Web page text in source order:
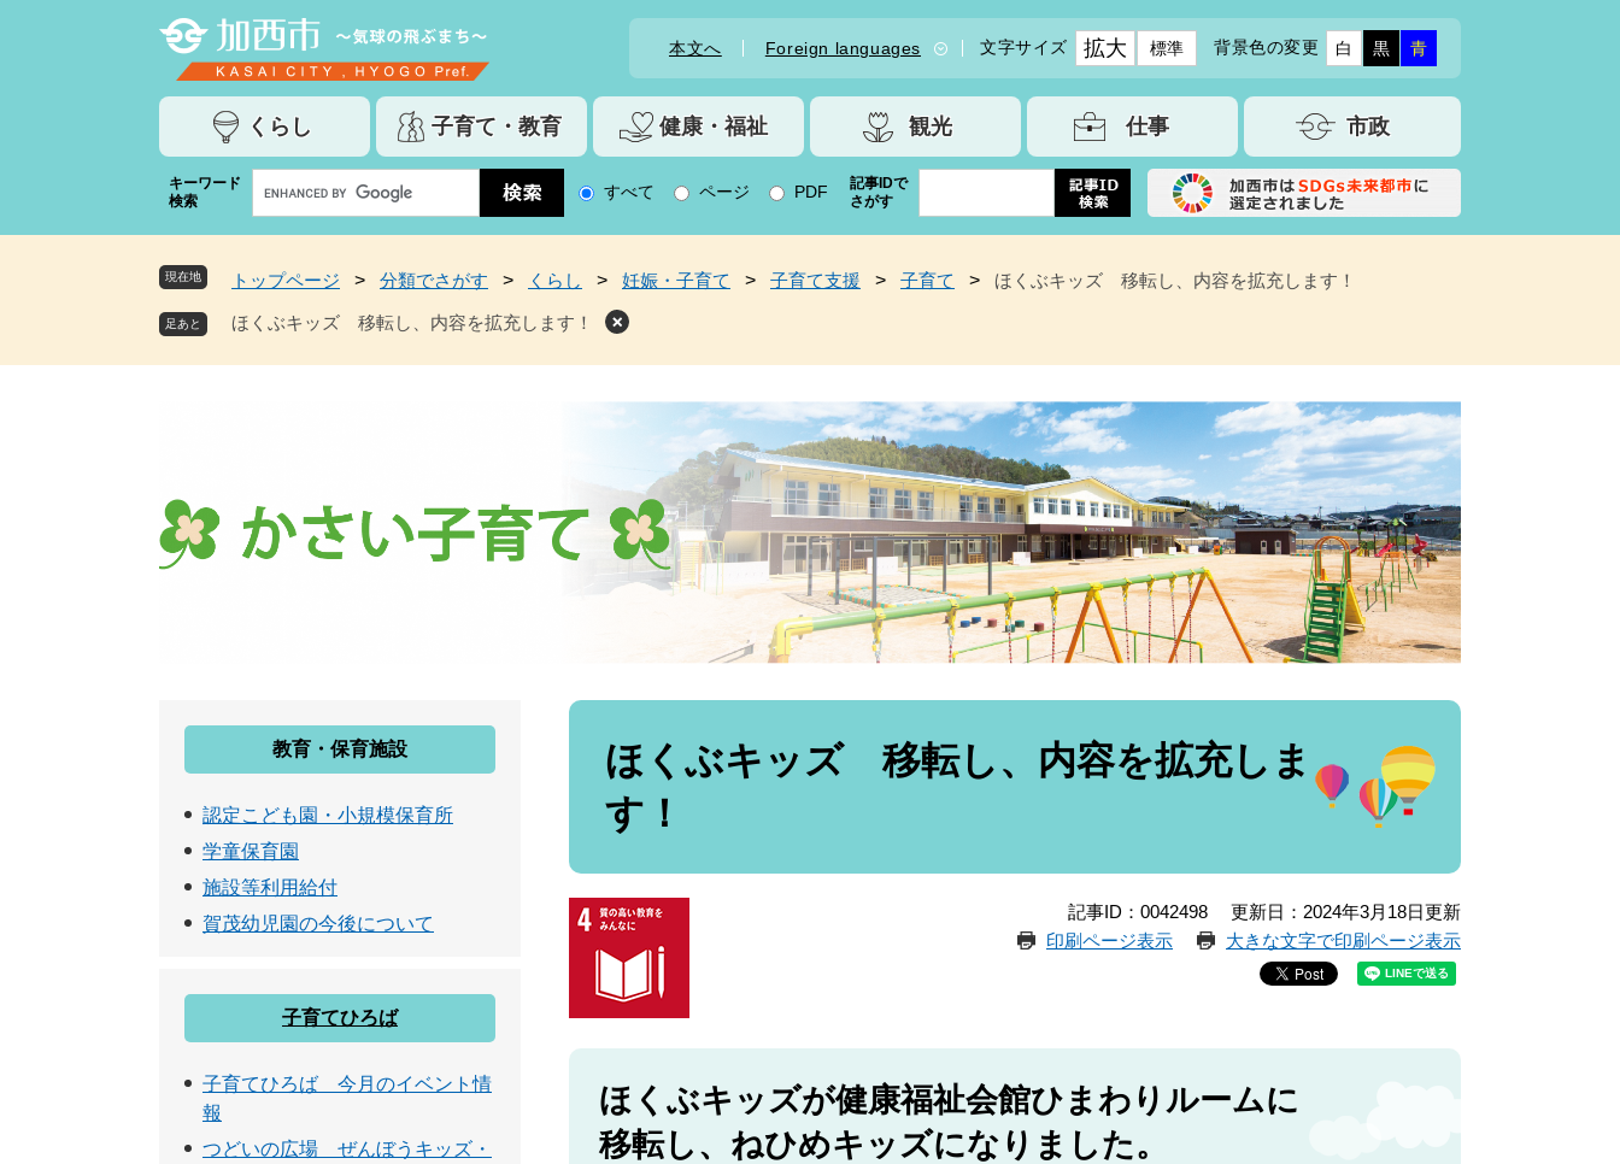
本文へ Foreign languages 文字サイズ 拡大 標準 背景色の変更 白 黒 青
くらし 子育て・教育 健康・福祉 観光 仕事 市政
キーワード
検索
o
l
カ
すべて ページ PDF
記事IDで
さがす
現在地 トップページ > 分類でさがす > くらし > 妊娠・子育て > 子育て支援 > 子育て > ほくぶキッズ 移転し、内容を拡充します！
ほくぶキッズ 移転し、内容を拡充します！
本
ほくぶキッズ 移転し、内容を拡充しま
す！
記事ID：0042498
更新日：2024年3月18日更新
印刷ページ表示
大きな文字で印刷ページ表示
ほくぶキッズが健康福祉会館ひまわりルームに
移転し、ねひめキッズになりました。
教育・保育施設
認定こども園・小規模保育所
学童保育園
施設等利用給付
賀茂幼児園の今後について
子育てひろば
子育てひろば 今月のイベント情
報
つどいの広場 ぜんぼうキッズ・